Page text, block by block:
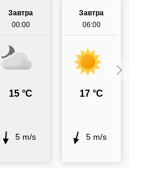
Завтра
00:00
15 °C
5 m/s
Завтра
06:00
17 °C
5 m/s